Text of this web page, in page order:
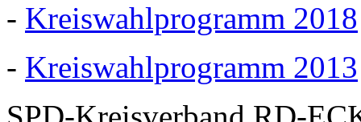
- Kreiswahlprogramm 2018
- Kreiswahlprogramm 2013